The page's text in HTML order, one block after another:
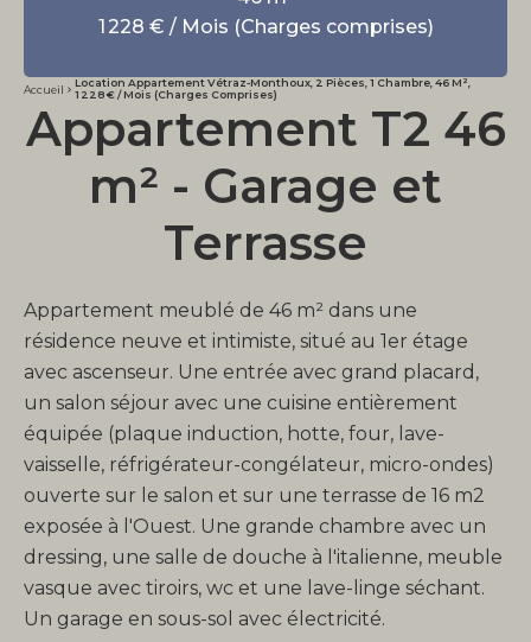
1 228 € / Mois (Charges comprises)
Accueil
Location Appartement Vétraz-Monthoux, 2 Pièces, 1 Chambre, 46 M²,
1 228 € / Mois (Charges Comprises)
Appartement T2 46
m² - Garage et
Terrasse
Appartement meublé de 46 m² dans une
résidence neuve et intimiste, situé au 1er étage
avec ascenseur. Une entrée avec grand placard,
un salon séjour avec une cuisine entièrement
équipée (plaque induction, hotte, four, lave-
vaisselle, réfrigérateur-congélateur, micro-ondes)
ouverte sur le salon et sur une terrasse de 16 m2
exposée à l'Ouest. Une grande chambre avec un
dressing, une salle de douche à l'italienne, meuble
vasque avec tiroirs, wc et une lave-linge séchant.
Un garage en sous-sol avec électricité.